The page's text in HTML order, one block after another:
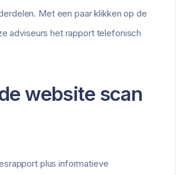
Met een paar klikken op de
adviseurs het rapport telefonisch
website scan
plus informatieve